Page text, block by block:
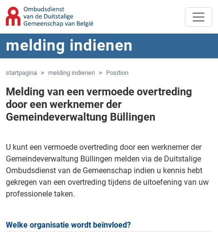
Overslaan naar hoofdinhoud
Spring naar navigatie
melding indienen
startpagina melding indienen Position
Melding van een vermoede overtreding
door een werknemer der
Gemeindeverwaltung Büllingen
U kunt een vermoede overtreding door een werknemer der
Gemeindeverwaltung Büllingen melden via de Duitstalige
Ombudsdienst van de Gemeenschap indien u kennis hebt
gekregen van een overtreding tijdens de uitoefening van uw
professionele taken.
Welke organisatie wordt beïnvloed?